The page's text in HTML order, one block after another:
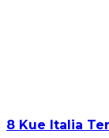
8 Kue Italia